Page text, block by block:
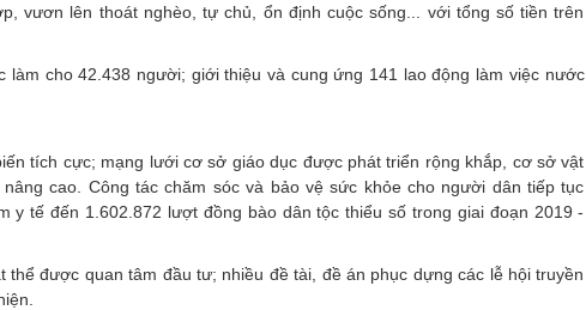
vươn lên thoát nghèo, tự chủ, ổn định cuộc sống... với tổng số tiền trên
làm cho 42.438 người; giới thiệu và cung ứng 141 lao động làm việc nước
tích cực; mạng lưới cơ sở giáo dục được phát triển rộng khắp, cơ sở vật
cao. Công tác chăm sóc và bảo vệ sức khỏe cho người dân tiếp tục
y tế đến 1.602.872 lượt đồng bào dân tộc thiểu số trong giai đoạn 2019 -
được quan tâm đầu tư; nhiều đề tài, đề án phục dựng các lễ hội truyền